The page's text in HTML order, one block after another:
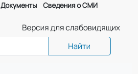
Документы Сведения о СМИ
Версия для слабовидящих
Найти